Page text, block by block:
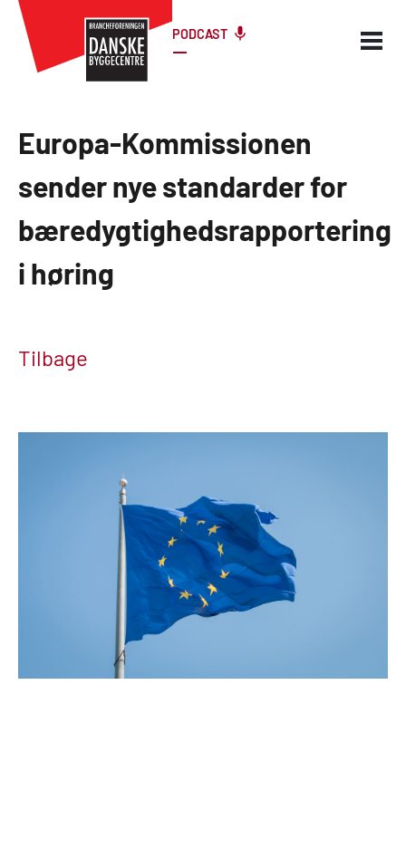
PODCAST
Europa-Kommissionen
sender nye standarder for
bæredygtighedsrapportering
i høring
Tilbage